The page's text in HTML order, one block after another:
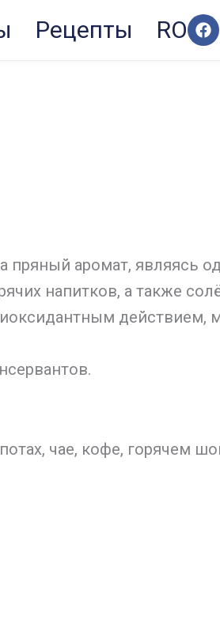
Рецепты RO
F
a
пряный аромат, являясь
напитков, а также
действием,
чае, кофе, горячем